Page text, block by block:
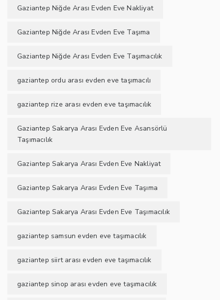
Gaziantep Niğde Arası Evden Eve Nakliyat
Gaziantep Niğde Arası Evden Eve Taşıma
Gaziantep Niğde Arası Evden Eve Taşımacılık
gaziantep ordu arası evden eve taşımacılı
gaziantep rize arası evden eve taşımacılık
Gaziantep Sakarya Arası Evden Eve Asansörlü
Taşımacılık
Gaziantep Sakarya Arası Evden Eve Nakliyat
Gaziantep Sakarya Arası Evden Eve Taşıma
Gaziantep Sakarya Arası Evden Eve Taşımacılık
gaziantep samsun evden eve taşımacılık
gaziantep siirt arası evden eve taşımacılık
gaziantep sinop arası evden eve taşımacılık